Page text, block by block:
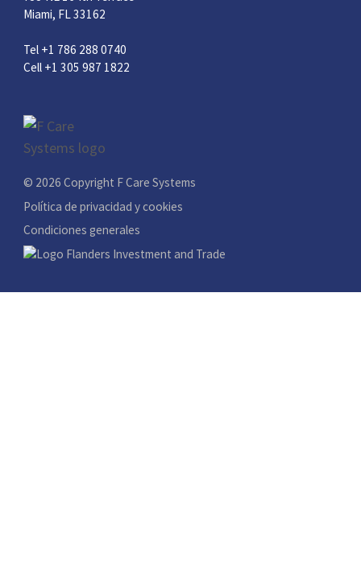
Miami, FL 33162
Tel +1 786 288 0740
Cell +1 305 987 1822
© 2026 Copyright F Care Systems
Política de privacidad y cookies
Condiciones generales